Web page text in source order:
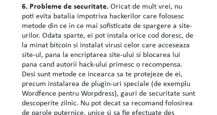
6. Probleme de securitate.Oricat de mult vrei, nu
poti evita batalia impotriva hackerilor care folosesc
metode din ce in ce mai sofisticate de spargere a site-
urilor. Odata sparte, ei pot instala orice cod doresc, de
la minat bitcoin si instalat virusi celor care acceseaza
site-ul, pana la encriptarea site-ului si blocarea lui
pana cand autorii hack-ului primesc o recompensa.
Desi sunt metode ce incearca sa te protejeze de ei,
precum instalarea de plugin-uri speciale (de exemplu
Wordfence pentru Worpdress), gauri de securitate sunt
descoperite zilnic. Nu pot decat sa recomand folosirea
de parole puternice, unice si sa fie efectuate des